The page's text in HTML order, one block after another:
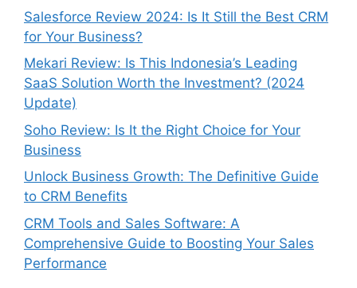
Salesforce Review 2024: Is It Still the Best CRM
for Your Business?
Mekari Review: Is This Indonesia’s Leading
SaaS Solution Worth the Investment? (2024
Update)
Soho Review: Is It the Right Choice for Your
Business
Unlock Business Growth: The Definitive Guide
to CRM Benefits
CRM Tools and Sales Software: A
Comprehensive Guide to Boosting Your Sales
Performance